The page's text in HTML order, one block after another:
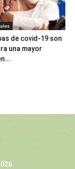
de covid-19 son
una mayor